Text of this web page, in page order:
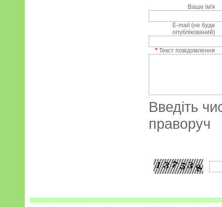
Ваше ім'я
E-mail (не буде
опублікований)
* Текст повідомлення
Введіть
праворуч